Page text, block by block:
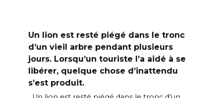
Un lion est resté piégé dans le tronc
d’un vieil arbre pendant plusieurs
jours. Lorsqu’un touriste l’a aidé à se
libérer, quelque chose d’inattendu
s’est produit.